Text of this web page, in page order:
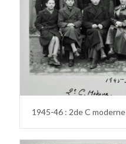
1945-46 : 2de C moderne